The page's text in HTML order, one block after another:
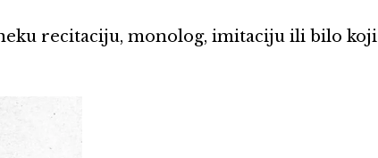
recitaciju, monolog, imitaciju ili bilo koji